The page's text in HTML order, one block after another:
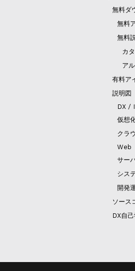
無料ダ
無料
無料
カ
ア
有料ア
説明図
DX /
仮想
クラ
Web
サー
シス
開発
ソース
DX自